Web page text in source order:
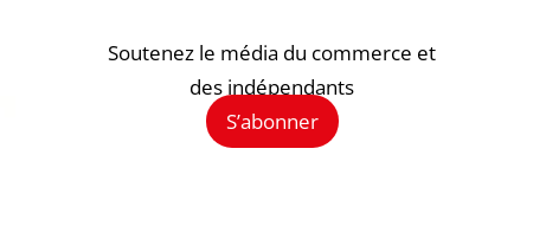
Soutenez le média du commerce et
des indépendants
S’abonner